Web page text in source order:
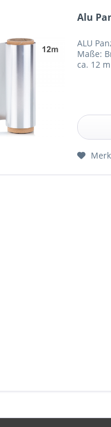
Alu
ALU
Maße:
ca. 12